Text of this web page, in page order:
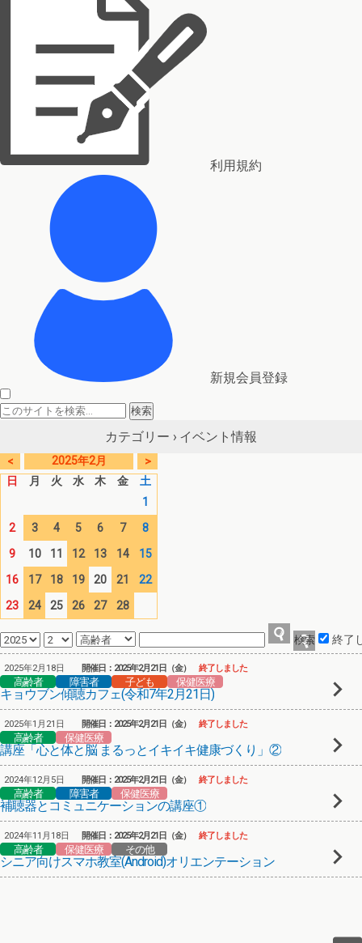
利用規約
新規会員登録
カテゴリー › イベント情報
< 2025年2月
>
日
月 火 水 木 金
土
1
2
3 4 5 6 7
8
9
10 11 12 13 14
15
16
17 18 19 20 21
22
23
24 25 26 27 28
終了
2025年2月18日
高齢者 障害者 子ども 保健医療
キョウブン傾聴カフェ(令和7年2月21日)
開催日：2025年2月21日（金） 終了しました
2025年1月21日
高齢者 保健医療
講座「心と体と脳 まるっとイキイキ健康づくり」②
開催日：2025年2月21日（金） 終了しました
2024年12月5日
高齢者 障害者 保健医療
補聴器とコミュニケーションの講座①
開催日：2025年2月21日（金） 終了しました
2024年11月18日
高齢者 保健医療 その他
シニア向けスマホ教室(Android)オリエンテーション
開催日：2025年2月21日（金） 終了しました